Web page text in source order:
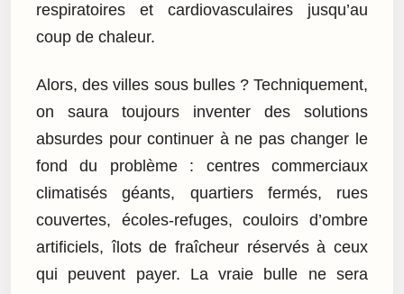
respiratoires et cardiovasculaires jusqu’au
coup de chaleur.
Alors, des villes sous bulles ? Techniquement,
on saura toujours inventer des solutions
absurdes pour continuer à ne pas changer le
fond du problème : centres commerciaux
climatisés géants, quartiers fermés, rues
couvertes, écoles-refuges, couloirs d’ombre
artificiels, îlots de fraîcheur réservés à ceux
qui peuvent payer. La vraie bulle ne sera